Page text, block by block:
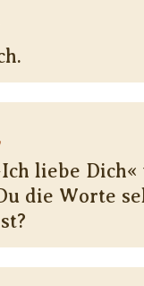
liebe Dich«
die Worte